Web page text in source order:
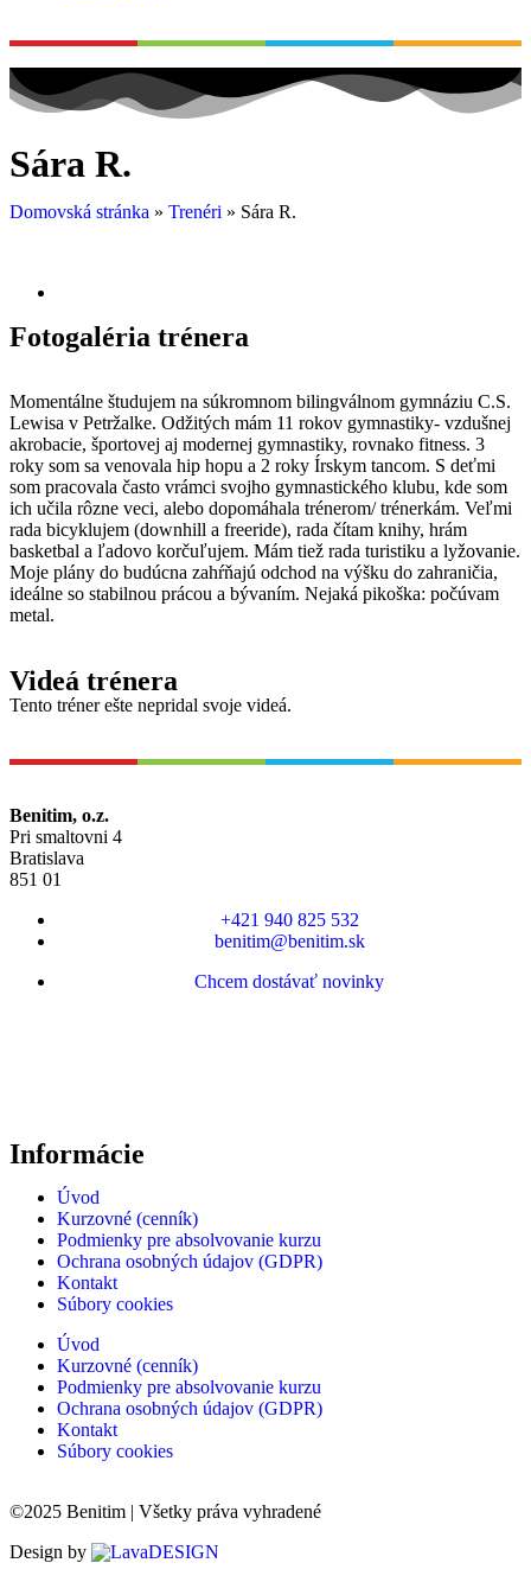
Sára R.
Domovská stránka » Trenéri » Sára R.
Fotogaléria trénera
Momentálne študujem na súkromnom bilingválnom gymnáziu C.S.
Lewisa v Petržalke. Odžitých mám 11 rokov gymnastiky- vzdušnej
akrobacie, športovej aj modernej gymnastiky, rovnako fitness. 3
roky som sa venovala hip hopu a 2 roky Írskym tancom. S deťmi
som pracovala často vrámci svojho gymnastického klubu, kde som
ich učila rôzne veci, alebo dopomáhala trénerom/ trénerkám. Veľmi
rada bicyklujem (downhill a freeride), rada čítam knihy, hrám
basketbal a ľadovo korčuľujem. Mám tiež rada turistiku a lyžovanie.
Moje plány do budúcna zahŕňajú odchod na výšku do zahraničia,
ideálne so stabilnou prácou a bývaním. Nejaká pikoška: počúvam
metal.
Videá trénera
Tento tréner ešte nepridal svoje videá.
Benitim, o.z.
Pri smaltovni 4
Bratislava
851 01
+421 940 825 532
benitim@benitim.sk
Chcem dostávať novinky
Informácie
Úvod
Kurzovné (cenník)
Podmienky pre absolvovanie kurzu
Ochrana osobných údajov (GDPR)
Kontakt
Súbory cookies
Úvod
Kurzovné (cenník)
Podmienky pre absolvovanie kurzu
Ochrana osobných údajov (GDPR)
Kontakt
Súbory cookies
©2025 Benitim | Všetky práva vyhradené
Design by